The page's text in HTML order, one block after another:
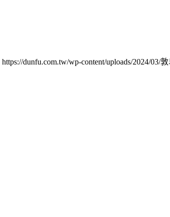
https://dunfu.com.tw/wp-content/uploads/2024/03/